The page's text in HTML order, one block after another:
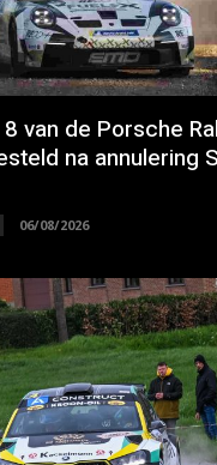
van de Porsche
na annulering
06/08/2026